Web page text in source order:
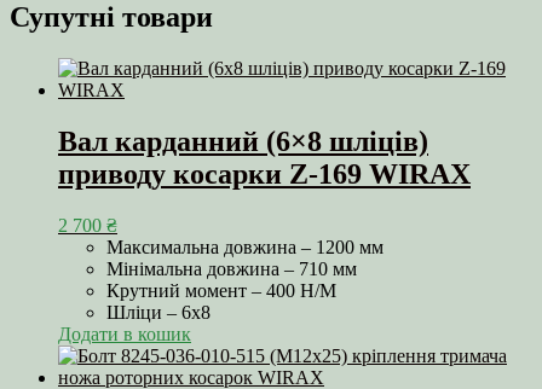
Супутні товари
Вал карданний (6×8 шліців)
приводу косарки Z-169 WIRAX
2 700 ₴
Максимальна довжина – 1200 мм
Мінімальна довжина – 710 мм
Крутний момент – 400 Н/М
Шліци – 6х8
Додати в кошик